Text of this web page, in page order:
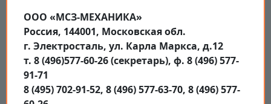
ООО «МСЗ-МЕХАНИКА»
Россия, 144001, Московская обл.
г. Электросталь, ул. Карла Маркса, д.12
т. 8 (496)577-60-26 (секретарь), ф. 8 (496) 577-
91-71
8 (495) 702-91-52, 8 (496) 577-63-70, 8 (496) 577-